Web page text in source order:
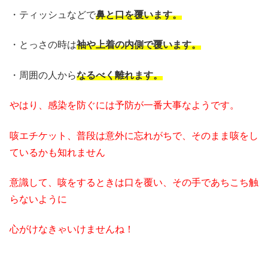
・ティッシュなどで鼻と口を覆います。
・とっさの時は袖や上着の内側で覆います。
・周囲の人からなるべく離れます。
やはり、感染を防ぐには予防が一番大事なようです。
咳エチケット、普段は意外に忘れがちで、そのまま咳をし
ているかも知れません
意識して、咳をするときは口を覆い、その手であちこち触
らないように
心がけなきゃいけませんね！